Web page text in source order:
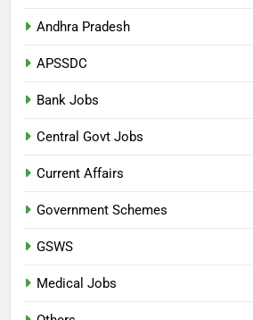
Andhra Pradesh
APSSDC
Bank Jobs
Central Govt Jobs
Current Affairs
Government Schemes
GSWS
Medical Jobs